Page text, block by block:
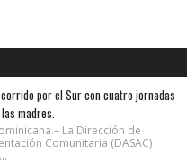
por el Sur con cuatro jornadas
madres.
La Dirección de
Comunitaria (DASAC)